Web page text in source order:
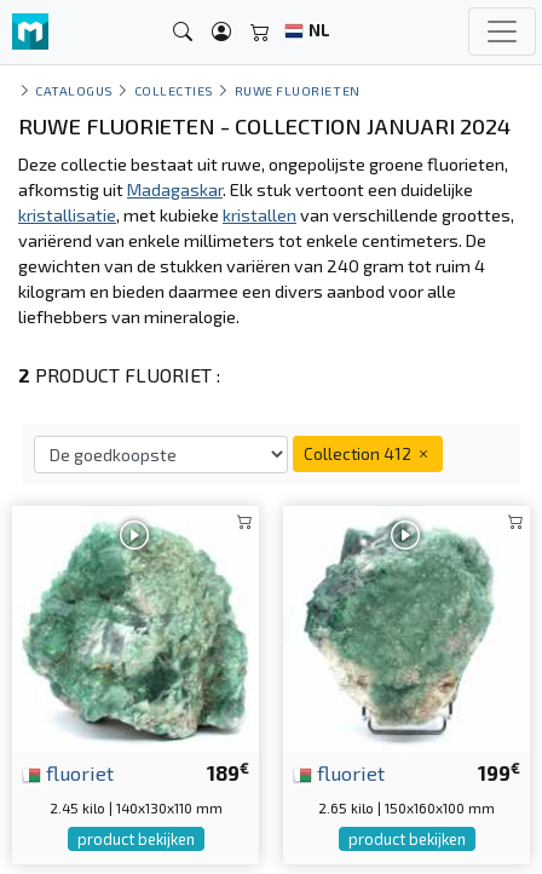
NL
CATALOGUS COLLECTIES RUWE FLUORIETEN
RUWE FLUORIETEN - COLLECTION JANUARI 2024
Deze collectie bestaat uit ruwe, ongepolijste groene fluorieten,
afkomstig uitMadagaskar. Elk stuk vertoont een duidelijke
kristallisatie, met kubieke kristallen van verschillende groottes,
variërend van enkele millimeters tot enkele centimeters. De
gewichten van de stukken variëren van 240 gram tot ruim 4
kilogram en bieden daarmee een divers aanbod voor alle
liefhebbers van mineralogie.
2 PRODUCT FLUORIET :
Collection 412
189€
fluoriet
2.45 kilo | 140x130x110 mm
product bekijken
199€
fluoriet
2.65 kilo | 150x160x100 mm
product bekijken